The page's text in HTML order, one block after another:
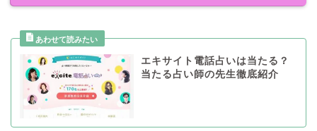
エキサイト電話占いは当たる？
当たる占い師の先生徹底紹介